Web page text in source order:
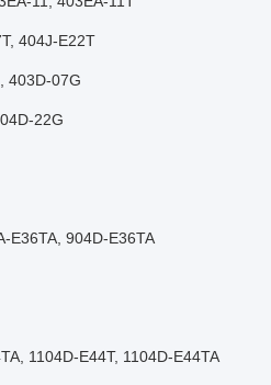
404J-E22T
403D-07G
22G
E36TA, 904D-E36TA
1104D-E44T, 1104D-E44TA